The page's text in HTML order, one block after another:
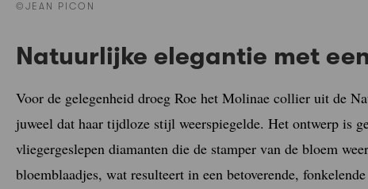
©JEAN PICON
Natuurlijke elegantie met
Voor de gelegenheid droeg Roe het Molinae collier uit de
juweel dat haar tijdloze stijl weerspiegelde. Het ontwerp is
vliegergeslepen diamanten die de stamper van de bloem
bloemblaadjes, wat resulteert in een betoverende,